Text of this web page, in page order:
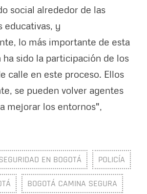
social alrededor de las
educativas, y
lo más importante de esta
sido la participación de los
calle en este proceso. Ellos
se pueden volver agentes
mejorar los entornos",
EN BOGOTÁ POLICÍA
BOGOTÁ CAMINA SEGURA